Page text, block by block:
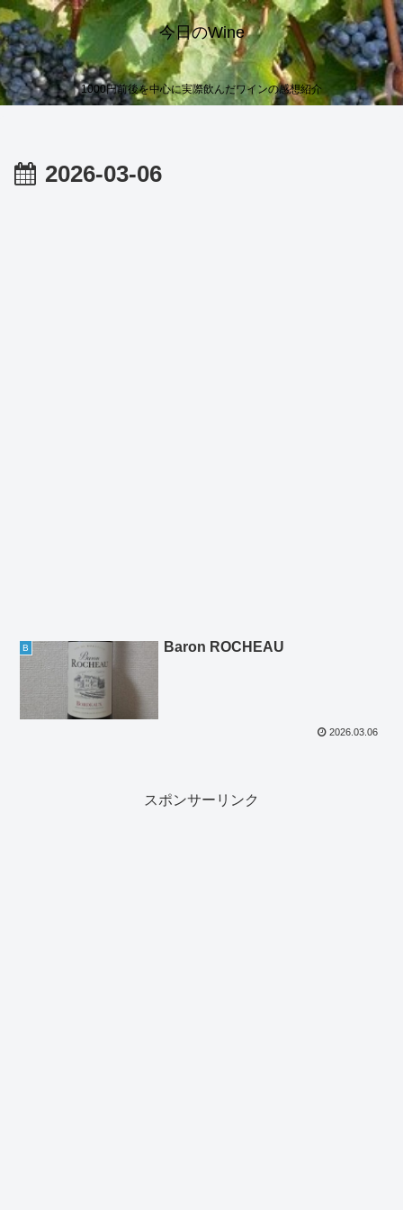
今日のWine
1000円前後を中心に実際飲んだワインの感想紹介
2026-03-06
B Baron ROCHEAU
2026.03.06
スポンサーリンク